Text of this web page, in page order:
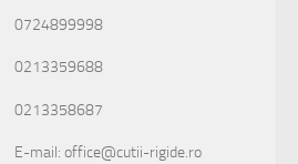
0724899998
0213359688
0213358687
E-mail: office@cutii-rigide.ro